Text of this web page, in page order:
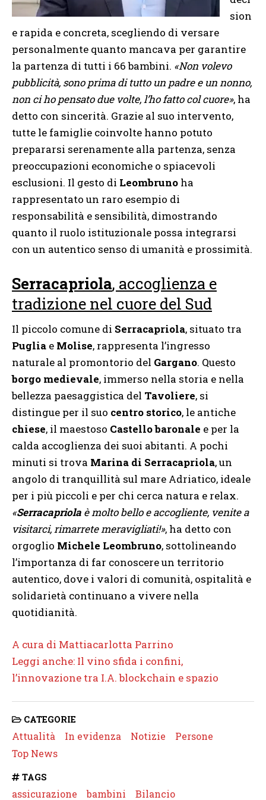
sion
e rapida e concreta, scegliendo di versare
personalmente quanto mancava per garantire
la partenza di tutti i 66 bambini. «Non volevo
pubblicità, sono prima di tutto un padre e un nonno,
non ci ho pensato due volte, l’ho fatto col cuore», ha
detto con sincerità. Grazie al suo intervento,
tutte le famiglie coinvolte hanno potuto
prepararsi serenamente alla partenza, senza
preoccupazioni economiche o spiacevoli
esclusioni. Il gesto di Leombruno ha
rappresentato un raro esempio di
responsabilità e sensibilità, dimostrando
quanto il ruolo istituzionale possa integrarsi
con un autentico senso di umanità e prossimità.
Serracapriola, accoglienza e
tradizione nel cuore del Sud
Il piccolo comune di Serracapriola, situato tra
Puglia e Molise, rappresenta l’ingresso
naturale al promontorio del Gargano. Questo
borgo medievale, immerso nella storia e nella
bellezza paesaggistica del Tavoliere, si
distingue per il suo centro storico, le antiche
chiese, il maestoso Castello baronale e per la
calda accoglienza dei suoi abitanti. A pochi
minuti si trova Marina di Serracapriola, un
angolo di tranquillità sul mare Adriatico, ideale
per i più piccoli e per chi cerca natura e relax.
«Serracapriola è molto bello e accogliente, venite a
visitarci, rimarrete meravigliati!», ha detto con
orgoglio Michele Leombruno, sottolineando
l’importanza di far conoscere un territorio
autentico, dove i valori di comunità, ospitalità e
solidarietà continuano a vivere nella
quotidianità.
A cura di Mattiacarlotta Parrino
Leggi anche: Il vino sfida i confini,
l’innovazione tra I.A. blockchain e spazio
CATEGORIE
Attualità In evidenza Notizie
Persone
Top News
TAGS
assicurazione bambini Bilancio